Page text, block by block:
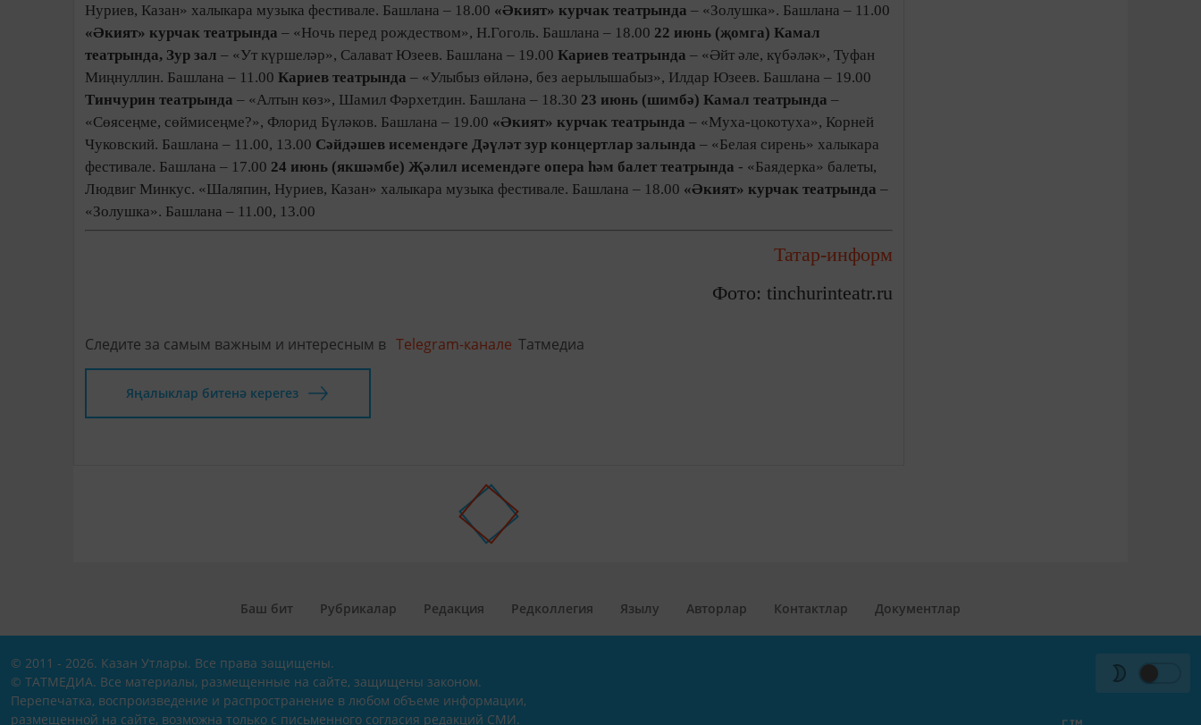
Нуриев, Казан» халыкара музыка фестивале. Башлана – 18.00 «Әкият» курчак театрында – «Золушка». Башлана – 11.00
«Әкият» курчак театрында – «Ночь перед рождеством», Н.Гоголь. Башлана – 18.00 22 июнь (җомга) Камал
театрында, Зур зал – «Ут күршеләр», Салават Юзеев. Башлана – 19.00 Кариев театрында – «Әйт әле, күбәләк», Туфан
Миңнуллин. Башлана – 11.00 Кариев театрында – «Улыбыз өйләнә, без аерылышабыз», Илдар Юзеев. Башлана – 19.00
Тинчурин театрында – «Алтын көз», Шамил Фәрхетдин. Башлана – 18.30 23 июнь (шимбә) Камал театрында –
«Сөясеңме, сөймисеңме?», Флорид Бүләков. Башлана – 19.00 «Әкият» курчак театрында – «Муха-цокотуха», Корней
Чуковский. Башлана – 11.00, 13.00 Сәйдәшев исемендәге Дәүләт зур концертлар залында – «Белая сирень» халыкара
фестивале. Башлана – 17.00 24 июнь (якшәмбе) Җәлил исемендәге опера һәм балет театрында - «Баядерка» балеты,
Людвиг Минкус. «Шаляпин, Нуриев, Казан» халыкара музыка фестивале. Башлана – 18.00 «Әкият» курчак театрында –
«Золушка». Башлана – 11.00, 13.00
Татар-информ
Фото: tinchurinteatr.ru
Следите за самым важным и интересным в Telegram-канале Татмедиа
Яңалыклар битенә керегез
Баш бит Рубрикалар Редакция Редколлегия Язылу Авторлар Контактлар Документлар
© 2011 - 2026. Казан Утлары. Все права защищены.
© ТАТМЕДИА. Все материалы, размещенные на сайте, защищены законом.
Перепечатка, воспроизведение и распространение в любом объеме информации,
размещенной на сайте, возможна только с письменного согласия редакций СМИ.